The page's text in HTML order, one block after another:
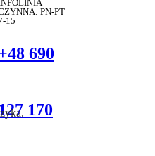
INFOLINIA
PN-PT
15
690
170